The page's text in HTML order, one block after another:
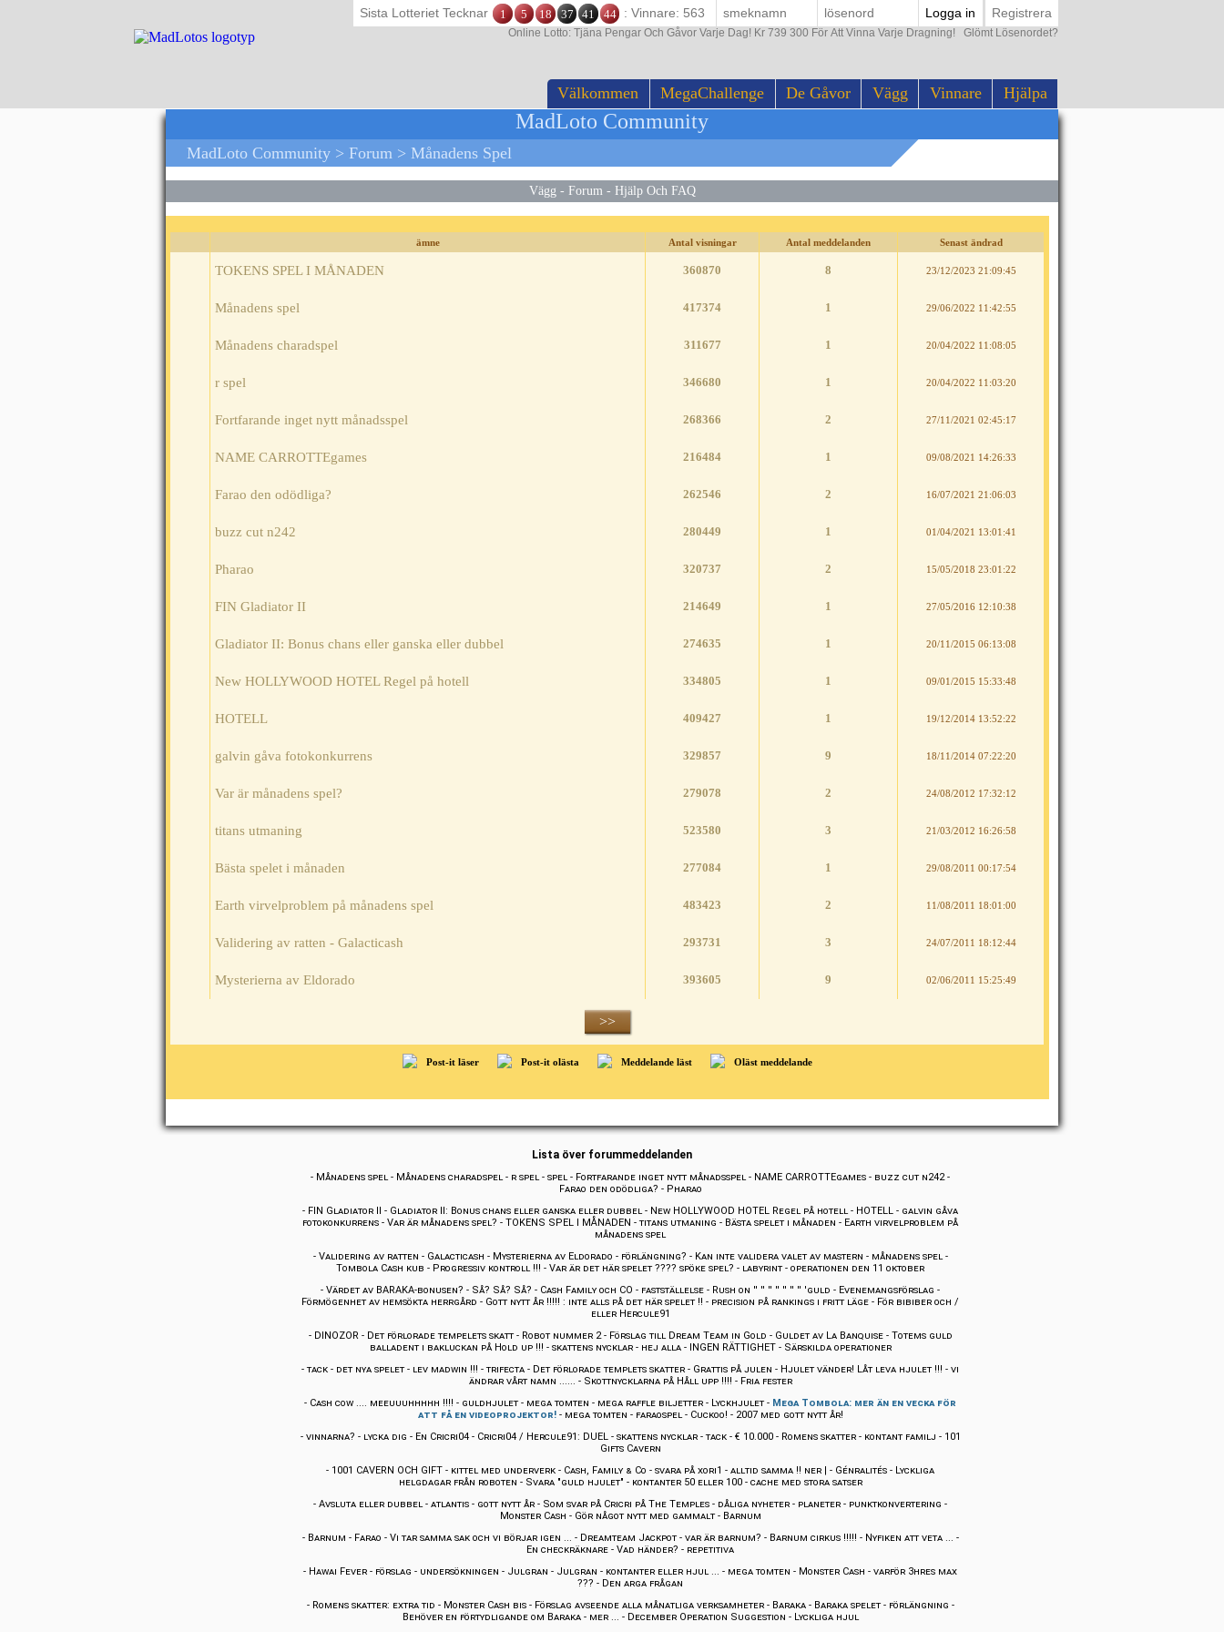
Välkommen MegaChallenge De Gåvor Vägg Vinnare Hjälpa
Sista Lotteriet Tecknar 1 5 18 37 41 44 : Vinnare: 563 Logga in Registrera
Online Lotto: Tjäna Pengar Och Gåvor Varje Dag! Kr 739 300 För Att Vinna Varje Dragning! Glömt Lösenordet?
MadLoto Community
MadLoto Community > Forum > Månadens Spel
Vägg - Forum - Hjälp Och FAQ
ämne Antal visningar Antal meddelanden Senast ändrad
TOKENS SPEL I MÅNADEN 360870 8 23/12/2023 21:09:45
Månadens spel 417374 1 29/06/2022 11:42:55
Månadens charadspel 311677 1 20/04/2022 11:08:05
r spel 346680 1 20/04/2022 11:03:20
Fortfarande inget nytt månadsspel 268366 2 27/11/2021 02:45:17
NAME CARROTTEgames 216484 1 09/08/2021 14:26:33
Farao den odödliga? 262546 2 16/07/2021 21:06:03
buzz cut n242 280449 1 01/04/2021 13:01:41
Pharao 320737 2 15/05/2018 23:01:22
FIN Gladiator II 214649 1 27/05/2016 12:10:38
Gladiator II: Bonus chans eller ganska eller dubbel 274635 1 20/11/2015 06:13:08
New HOLLYWOOD HOTEL Regel på hotell 334805 1 09/01/2015 15:33:48
HOTELL 409427 1 19/12/2014 13:52:22
galvin gåva fotokonkurrens 329857 9 18/11/2014 07:22:20
Var är månadens spel? 279078 2 24/08/2012 17:32:12
titans utmaning 523580 3 21/03/2012 16:26:58
Bästa spelet i månaden 277084 1 29/08/2011 00:17:54
Earth virvelproblem på månadens spel 483423 2 11/08/2011 18:01:00
Validering av ratten - Galacticash 293731 3 24/07/2011 18:12:44
Mysterierna av Eldorado 393605 9 02/06/2011 15:25:49
>>
Post-it läser Post-it olästa Meddelande läst Oläst meddelande
Lista över forummeddelanden
- Månadens spel- Månadens charadspel- r spel- spel- Fortfarande inget nytt månadsspel- NAME CARROTTEgames - buzz cut n242-
Farao den odödliga? - Pharao
- FIN Gladiator II - Gladiator II: Bonus chans eller ganska eller dubbel- New HOLLYWOOD HOTEL Regel på hotell- HOTELL - galvin gåva
fotokonkurrens - Var är månadens spel? - TOKENS SPEL I MÅNADEN -titans utmaning - Bästa spelet i månaden - Earth virvelproblem på
månadens spel
- Validering av ratten - Galacticash - Mysterierna av Eldorado - förlängning? - Kan inte validera valet av mastern - månadens spel-
Tombola Cash kub - Progressiv kontroll !!! - Var är det här spelet ???? spöke spel? - labyrint- operationen den 11 oktober
- Värdet av BARAKA-bonusen? - Så? Så? Så? - Cash Family och CO - fastställelse - Rush on '' '' '' '' '' '' '' 'guld - Evenemangsförslag -
Förmögenhet av hemsökta herrgård - Gott nytt år !!!!! : inte alls på det här spelet !! - precision på rankings i fritt läge - För bibiber och /
eller Hercule91
- DINOZOR- Det förlorade tempelets skatt- Robot nummer 2- Förslag till Dream Team in Gold - Guldet av La Banquise- Totems guld
balladent i bakluckan på Hold up !!! - skattens nycklar- hej alla- INGEN RÄTTIGHET- Särskilda operationer
-tack - det nya spelet- lev madwin !!! -trifecta - Det förlorade templets skatter - Grattis på julen - Hjulet vänder! Låt leva hjulet !!! - vi
ändrar vårt namn ...... - Skottnycklarna på Håll upp !!!! - Fria fester
- Cash cow .... meeuuuhhhhh !!!! - guldhjulet- mega tomten - mega raffle biljetter - Lyckhjulet- Mega Tombola: mer än en vecka för
att få en videoprojektor!- mega tomten - faraospel- Cuckoo! - 2007 med gott nytt år!
- vinnarna? - lycka dig - En Cricri04- Cricri04 / Hercule91: DUEL- skattens nycklar-tack- € 10.000- Romens skatter- kontant familj - 101
Gifts Cavern
- 1001 CAVERN OCH GIFT - kittel med underverk - Cash, Family & Co - svara på xori1 - alltid samma !! ner | - Génralités - Lyckliga
helgdagar från roboten - Svara "guld hjulet" - kontanter 50 eller 100- cache med stora satser
- Avsluta eller dubbel- atlantis - gott nytt år - Som svar på Cricri på The Temples - dåliga nyheter - planeter - punktkonvertering -
Monster Cash - Gör något nytt med gammalt- Barnum
- Barnum - Farao - Vi tar samma sak och vi börjar igen ... - Dreamteam Jackpot- var är barnum? - Barnum cirkus !!!!! - Nyfiken att veta ... -
En checkräknare - Vad händer? - repetitiva
- Hawai Fever - förslag - undersökningen - Julgran - Julgran - kontanter eller hjul ... - mega tomten - Monster Cash - varför 3hres max
??? - Den arga frågan
- Romens skatter: extra tid - Monster Cash bis- Förslag avseende alla månatliga verksamheter- Baraka- Baraka spelet- förlängning -
Behöver en förtydligande om Baraka- mer ... - December Operation Suggestion - Lyckliga hjul